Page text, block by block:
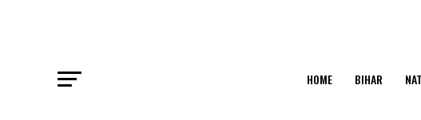
HOME BIHAR